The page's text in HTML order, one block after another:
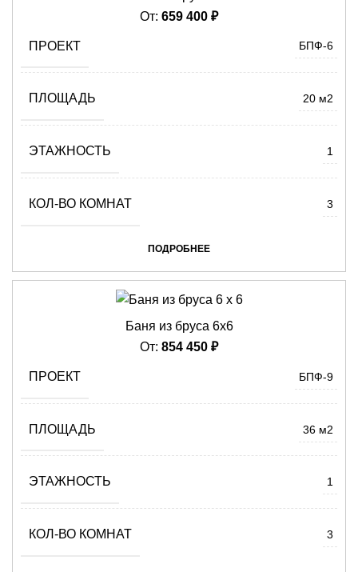
От: 659 400 ₽
ПРОЕКТ БПФ-6
ПЛОЩАДЬ 20 м2
ЭТАЖНОСТЬ 1
КОЛ-ВО КОМНАТ 3
ПОДРОБНЕЕ
Баня из бруса 6х6
От: 854 450 ₽
ПРОЕКТ БПФ-9
ПЛОЩАДЬ 36 м2
ЭТАЖНОСТЬ 1
КОЛ-ВО КОМНАТ 3